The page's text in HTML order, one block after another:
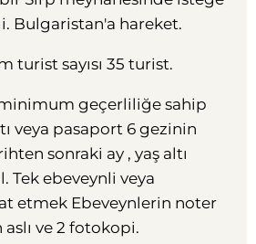
Bulgaristan'a hareket.
turist sayısı 35 turist.
geçerliliğe sahip
veya pasaport 6 gezinin
sonraki ay , yaş altı
Tek ebeveynli veya
etmek Ebeveynlerin noter
aslı ve 2 fotokopi.